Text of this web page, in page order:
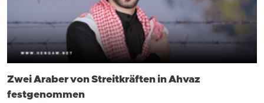
Zwei Araber von Streitkräften in Ahvaz
festgenommen